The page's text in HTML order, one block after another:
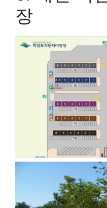
장